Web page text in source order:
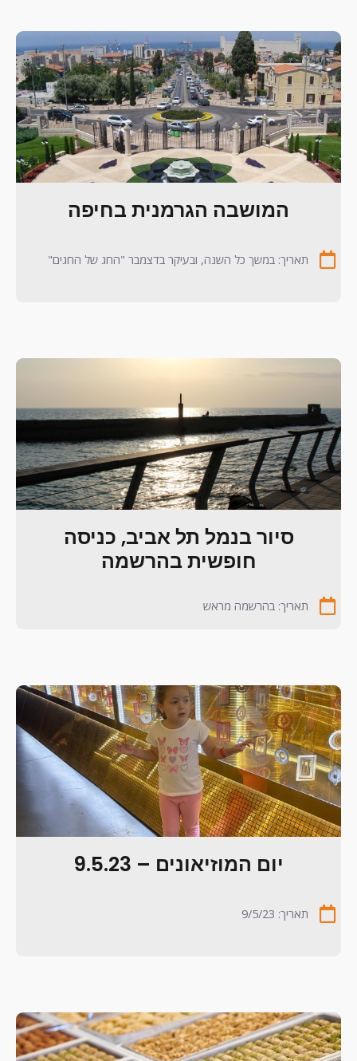
המושבה הגרמנית בחיפה
תאריך: במשך כל השנה, ובעיקר בדצמבר "החג של החגים"
סיור בנמל תל אביב, כניסה
חופשית בהרשמה
תאריך: בהרשמה מראש
יום המוזיאונים – 9.5.23
תאריך: 9/5/23